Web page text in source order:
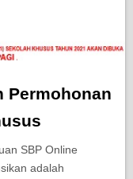
Permohonan
SBP Online
adalah